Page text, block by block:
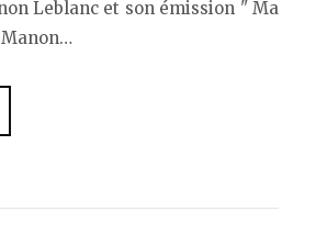
Leblanc et son émission " Ma